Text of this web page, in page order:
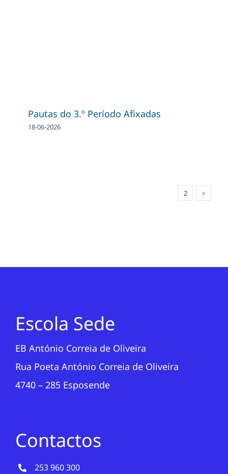
Pautas do 3.º Período Afixadas
18-06-2026
2
Escola Sede
EB António Correia de Oliveira
Rua Poeta António Correia de Oliveira
4740 – 285 Esposende
Contactos
253 960 300